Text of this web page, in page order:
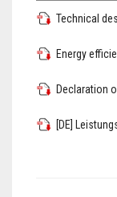
Technical
Energy
Declaration
[DE]